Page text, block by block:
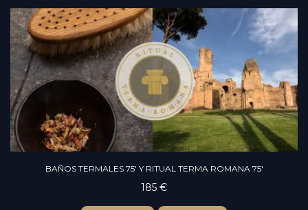
BAÑOS TERMALES 75' Y RITUAL TERMA ROMANA 75'
185 €